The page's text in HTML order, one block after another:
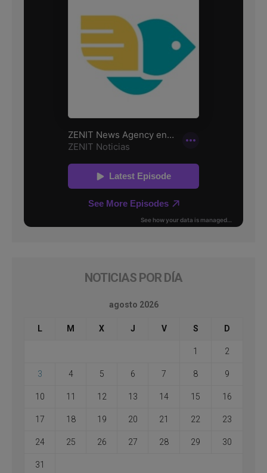
NOTICIAS POR DÍA
agosto 2026
L M X J V S D
1 2
3 4 5 6 7 8 9
10 11 12 13 14 15 16
17 18 19 20 21 22 23
24 25 26 27 28 29 30
31